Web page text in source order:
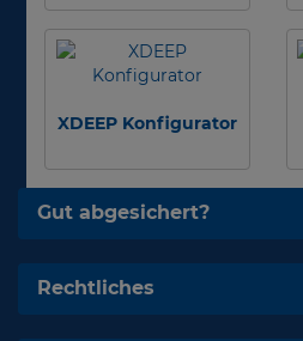
XDEEP Konfigurator
Gut abgesichert?
Rechtliches